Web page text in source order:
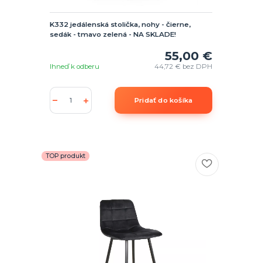
K332 jedálenská stolička, nohy - čierne,
sedák - tmavo zelená - NA SKLADE!
55,00 €
44,72 € bez DPH
Ihneď k odberu
Pridať do košíka
TOP produkt